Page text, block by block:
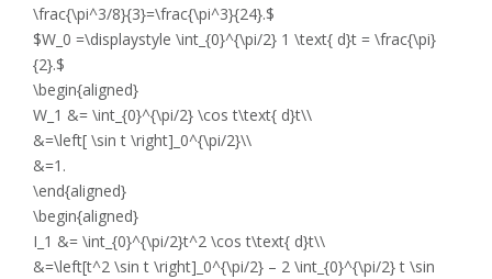
\frac{\pi^3/8}{3}=\frac{\pi^3}{24}.$
$W_0 =\displaystyle \int_{0}^{\pi/2} 1 \text{ d}t = \frac{\pi}
{2}.$
\begin{aligned}
W_1 &= \int_{0}^{\pi/2} \cos t\text{ d}t\\
&=\left[ \sin t \right]_0^{\pi/2}\\
&=1.
\end{aligned}
\begin{aligned}
I_1 &= \int_{0}^{\pi/2}t^2 \cos t\text{ d}t\\
&=\left[t^2 \sin t \right]_0^{\pi/2} – 2 \int_{0}^{\pi/2} t \sin